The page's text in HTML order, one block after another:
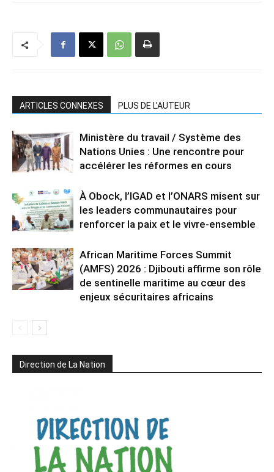
ARTICLES CONNEXES PLUS DE L'AUTEUR
Ministère du travail / Système des
Nations Unies : Une rencontre pour
accélérer les réformes en cours
À Obock, l’IGAD et l’ONARS misent sur
les leaders communautaires pour
renforcer la paix et le vivre-ensemble
African Maritime Forces Summit
(AMFS) 2026 : Djibouti affirme son rôle
de sentinelle maritime au cœur des
enjeux sécuritaires africains
Direction de La Nation